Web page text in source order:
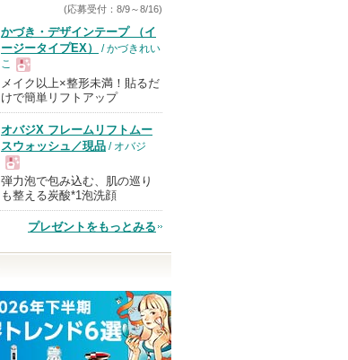
ショッピン
グサイトへ
d'Alba(ダルバ)か
らのお知らせが
ありますショッピン
グサイトへ
(応募受付：8/9～8/16)
かづき・デザインテープ （イ
ージータイプEX）
/ かづきれい
こ
現
品
メイク以上×整形未満！貼るだ
けで簡単リフトアップ
オバジX フレームリフトムー
スウォッシュ／現品 / オバジ
現
弾力泡で包み込む、肌の巡り
も整える炭酸*1泡洗顔
プレゼントをもっとみる